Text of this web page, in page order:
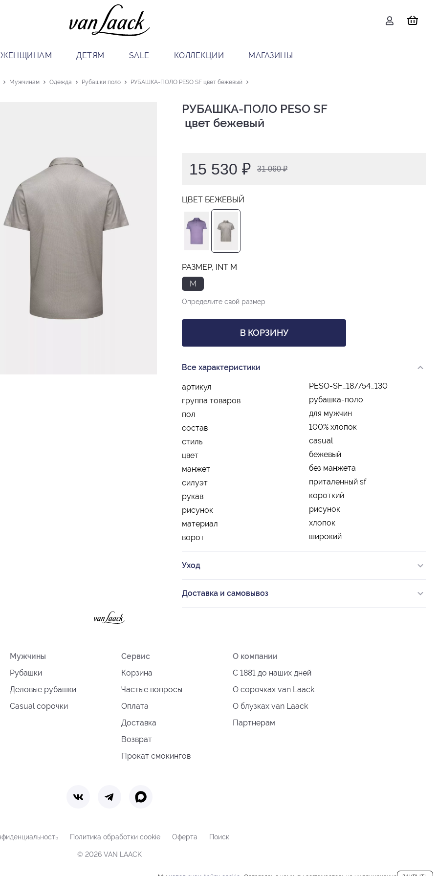
ЖЕНЩИНАМ ДЕТЯМ SALE КОЛЛЕКЦИИ МАГАЗИНЫ
Мужчинам Одежда Рубашки поло РУБАШКА-ПОЛО PESO SF цвет бежевый
РУБАШКА-ПОЛО PESO SF
цвет бежевый
15 530 ₽ 31 060 ₽
ЦВЕТ БЕЖЕВЫЙ
РАЗМЕР, INT M
M
Определите свой размер
В КОРЗИНУ
Все характеристики
артикул
PESO-SF_187754_130
группа товаров
рубашка-поло
пол
для мужчин
состав
100% хлопок
стиль
casual
цвет
бежевый
манжет
без манжета
силуэт
приталенный sf
рукав
короткий
рисунок
рисунок
материал
хлопок
ворот
широкий
Уход
Доставка и самовывоз
Мужчины
Рубашки
Деловые рубашки
Casual сорочки
Сервис
Корзина
Частые вопросы
Оплата
Доставка
Возврат
Прокат смокингов
О компании
С 1881 до наших дней
О сорочках van Laack
О блузках van Laack
Партнерам
Политика обработки cookie Оферта Поиск
© 2026 VAN LAACK